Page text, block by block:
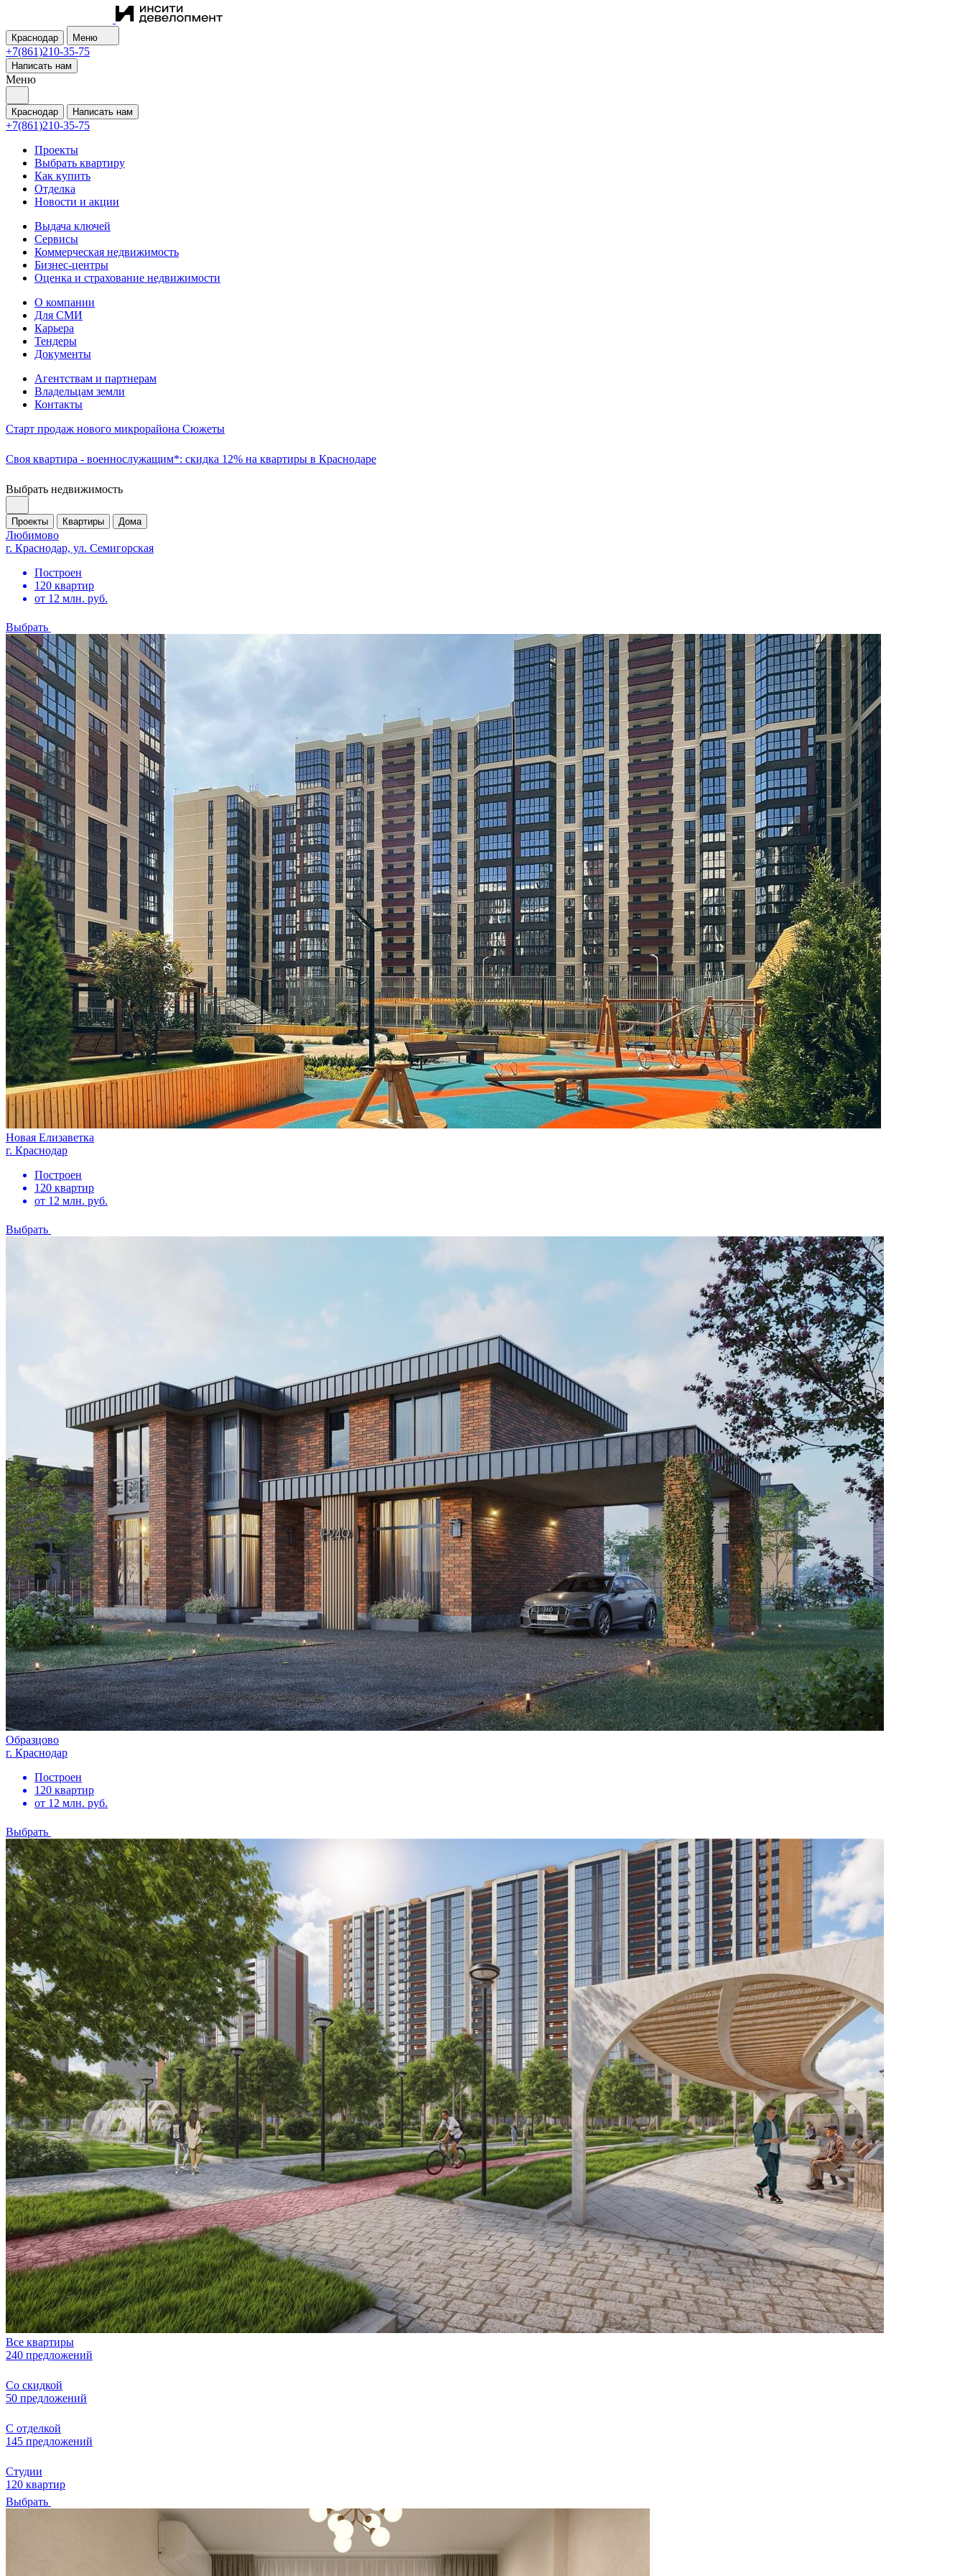
Краснодар Меню
+7(861)210-35-75
Написать нам
Меню
Краснодар Написать нам
+7(861)210-35-75
Проекты
Выбрать квартиру
Как купить
Отделка
Новости и акции
Выдача ключей
Сервисы
Коммерческая недвижимость
Бизнес-центры
Оценка и страхование недвижимости
О компании
Для СМИ
Карьера
Тендеры
Документы
Агентствам и партнерам
Владельцам земли
Контакты
Старт продаж нового микрорайона Сюжеты
Своя квартира - военнослужащим*: скидка 12% на квартиры в Краснодаре
Выбрать недвижимость
Проекты Квартиры Дома
Любимово
г. Краснодар, ул. Семигорская
Построен
120 квартир
от 12 млн. руб.
Выбрать
Новая Елизаветка
г. Краснодар
Построен
120 квартир
от 12 млн. руб.
Выбрать
Образцово
г. Краснодар
Построен
120 квартир
от 12 млн. руб.
Выбрать
Все квартиры
240 предложений
Со скидкой
50 предложений
С отделкой
145 предложений
Студии
120 квартир
Выбрать